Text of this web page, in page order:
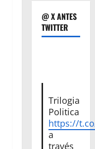
@ X ANTES
TWITTER
Trilogia
Politica
https://
a
través